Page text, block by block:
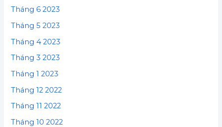
Tháng 6 2023
Tháng 5 2023
Tháng 4 2023
Tháng 3 2023
Tháng 1 2023
Tháng 12 2022
Tháng 11 2022
Tháng 10 2022